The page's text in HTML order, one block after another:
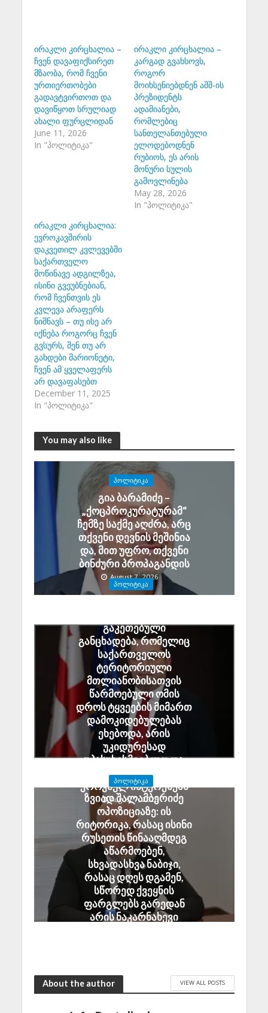
ირაკლი კირცხალია –
ჩვენ დავაფიქსირეთ
მზაობა, რომ ჩვენი
ურთიერთობები
გადავტვირთოთ და
დავიწყოთ სრულიად
ახალი ფურცლიდან
June 11, 2026
In "პოლიტიკა"
ირაკლი კირცხალია –
კარგად გვახსოვს,
როგორ
მოიხსენიებდნენ აშშ-ის
პრეზიდენტს
ადამიანები,
რომლებიც
სანთელანთებული
ელოდებოდნენ
რუბიოს, ეს არის
მონური სულის
გამოვლინება
May 28, 2026
In "პოლიტიკა"
ირაკლი კირცხალია:
ევროკავშირის
დაკვეთილ კვლევებში
საქართველო
მოწინავე ადგილზეა,
ისინი გვეუბნებიან,
რომ ჩვენთვის ეს
კვლევა არაფერს
ნიშნავს – თუ ისე არ
იქნება როგორც ჩვენ
გვსურს, შენ თუ არ
გახდები მარიონეტი,
ჩვენ ამ ყველაფერს
არ დავაფასებთ
December 11, 2025
In "პოლიტიკა"
You may also like
ᲞᲝᲚᲘᲢᲘᲙᲐ
გია ბარამიძე –
„ქოცპროკურატურამ“
ჩემზე საქმე აღძრა, არც
თქვენი დევნის მეშინია
და, მით უფრო, თქვენი
ბინძური პროპაგანდის
August 7, 2026
ᲞᲝᲚᲘᲢᲘᲙᲐ
გაკეთებული
განცხადება, რომელიც
საქართველოს
ტერიტორიული
მთლიანობისათვის
წარმოებული ომის
დროს ტყვეების მიმართ
დამოკიდებულებას
ეხებოდა, არის
უკიდურესად
უპასუხისმგებლო და
აზიანებს საქართველოს
ეროვნულ ინტერესებს
August 7, 2026
ᲞᲝᲚᲘᲢᲘᲙᲐ
ზვიად შალამბერიძე
ოპოზიციაზე: ის
რიტორიკა, რასაც ისინი
რუსეთის წინააღმდეგ
აწარმოებენ,
სხვადასხვა ნაბიჯი,
რასაც დღეს დგამენ,
სწორედ ქვეყნის
ფარგლებს გარედან
არის ნაკარნახევი
About the author VIEW ALL POSTS